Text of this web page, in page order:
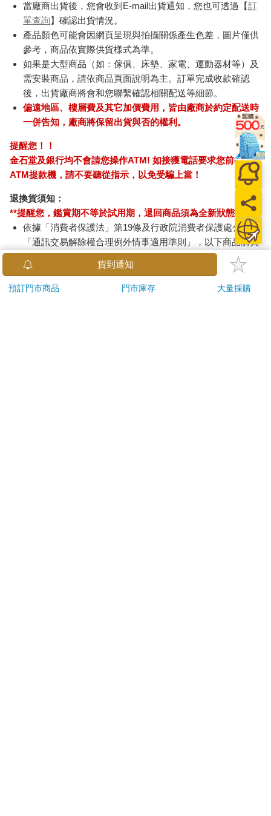
當廠商出貨後，您會收到E-mail出貨通知，您也可透過【訂
單查詢】確認出貨情況。
產品顏色可能會因網頁呈現與拍攝關係產生色差，圖片僅供
參考，商品依實際供貨樣式為準。
如果是大型商品（如：傢俱、床墊、家電、運動器材等）及
需安裝商品，請依商品頁面說明為主。訂單完成收款確認
後，出貨廠商將會和您聯繫確認相關配送等細節。
偏遠地區、樓層費及其它加價費用，皆由廠商於約定配送時
一併告知，廠商將保留出貨與否的權利。
提醒您！！
金石堂及銀行均不會請您操作ATM! 如接獲電話要求您前往
ATM提款機，請不要聽從指示，以免受騙上當！
退換貨須知：
**提醒您，鑑賞期不等於試用期，退回商品須為全新狀態**
依據「消費者保護法」第19條及行政院消費者保護處公告之
「通訊交易解除權合理例外情事適用準則」，以下商品購買
後，除商品本身有瑕疵外，將不提供7天的猶豫期：
易於腐敗、保存期限較短或解約時即將逾期。（如：生
鮮食品）
貨到通知
預訂門市商品 門市庫存 大量採購